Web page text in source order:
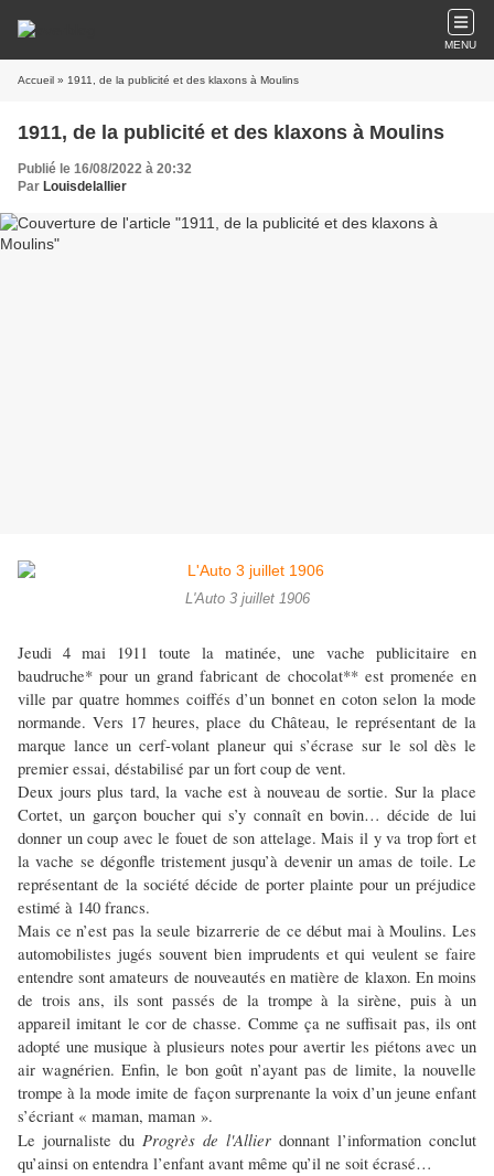
MENU
Accueil » 1911, de la publicité et des klaxons à Moulins
1911, de la publicité et des klaxons à Moulins
Publié le 16/08/2022 à 20:32
Par Louisdelallier
L'Auto 3 juillet 1906
Jeudi 4 mai 1911 toute la matinée, une vache publicitaire en
baudruche* pour un grand fabricant de chocolat** est promenée en
ville par quatre hommes coiffés d’un bonnet en coton selon la mode
normande. Vers 17 heures, place du Château, le représentant de la
marque lance un cerf-volant planeur qui s’écrase sur le sol dès le
premier essai, déstabilisé par un fort coup de vent.
Deux jours plus tard, la vache est à nouveau de sortie. Sur la place
Cortet, un garçon boucher qui s’y connaît en bovin… décide de lui
donner un coup avec le fouet de son attelage. Mais il y va trop fort et
la vache se dégonfle tristement jusqu’à devenir un amas de toile. Le
représentant de la société décide de porter plainte pour un préjudice
estimé à 140 francs.
Mais ce n’est pas la seule bizarrerie de ce début mai à Moulins. Les
automobilistes jugés souvent bien imprudents et qui veulent se faire
entendre sont amateurs de nouveautés en matière de klaxon. En moins
de trois ans, ils sont passés de la trompe à la sirène, puis à un
appareil imitant le cor de chasse. Comme ça ne suffisait pas, ils ont
adopté une musique à plusieurs notes pour avertir les piétons avec un
air wagnérien. Enfin, le bon goût n’ayant pas de limite, la nouvelle
trompe à la mode imite de façon surprenante la voix d’un jeune enfant
s’écriant « maman, maman ».
Le journaliste du Progrès de l'Allier donnant l’information conclut
qu’ainsi on entendra l’enfant avant même qu’il ne soit écrasé…